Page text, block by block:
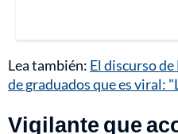
Lea también: El discurso
de graduados que es viral:
Vigilante que